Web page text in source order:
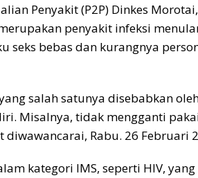
Penyakit (P2P) Dinkes
penyakit infeksi
seks bebas dan kurangnya
salah satunya disebabkan
Misalnya, tidak mengganti
Rabu. 26 Februari
kategori IMS, seperti HIV,